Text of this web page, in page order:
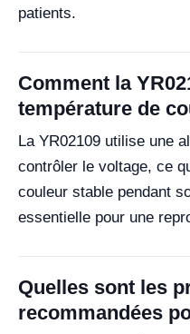
patients.
Comment la
température de
La YR02109 utilise une
contrôler le voltage, ce
couleur stable pendant
essentielle pour une
Quelles sont les
recommandées